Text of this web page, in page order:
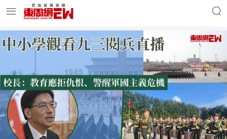
明星名人 時事財經
東周Ladies 優享生活